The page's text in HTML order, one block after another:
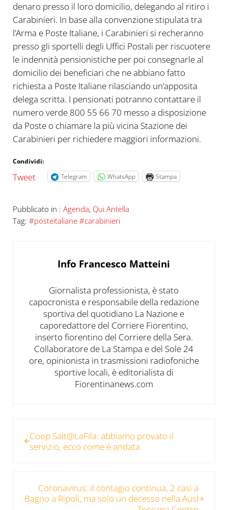
denaro presso il loro domicilio, delegando al ritiro i
Carabinieri. In base alla convenzione stipulata tra
l’Arma e Poste Italiane, i Carabinieri si recheranno
presso gli sportelli degli Uffici Postali per riscuotere
le indennità pensionistiche per poi consegnarle al
domicilio dei beneficiari che ne abbiano fatto
richiesta a Poste Italiane rilasciando un’apposita
delega scritta. I pensionati potranno contattare il
numero verde 800 55 66 70 messo a disposizione
da Poste o chiamare la più vicina Stazione dei
Carabinieri per richiedere maggiori informazioni.
Condividi:
Tweet Telegram WhatsApp Stampa
Pubblicato in : Agenda, Qui Antella
Tag: #posteitaliane #carabinieri
Info Francesco Matteini
Giornalista professionista, è stato
capocronista e responsabile della redazione
sportiva del quotidiano La Nazione e
caporedattore del Corriere Fiorentino,
inserto fiorentino del Corriere della Sera.
Collaboratore de La Stampa e del Sole 24
ore, opinionista in trasmissioni radiofoniche
sportive locali, è editorialista di
Fiorentinanews.com
Coop Salt@LaFila: abbiamo provato il
servizio, ecco come è andata
Coronavirus: il contagio continua, 2 casi a
Bagno a Ripoli, ma solo un decesso nella Ausl